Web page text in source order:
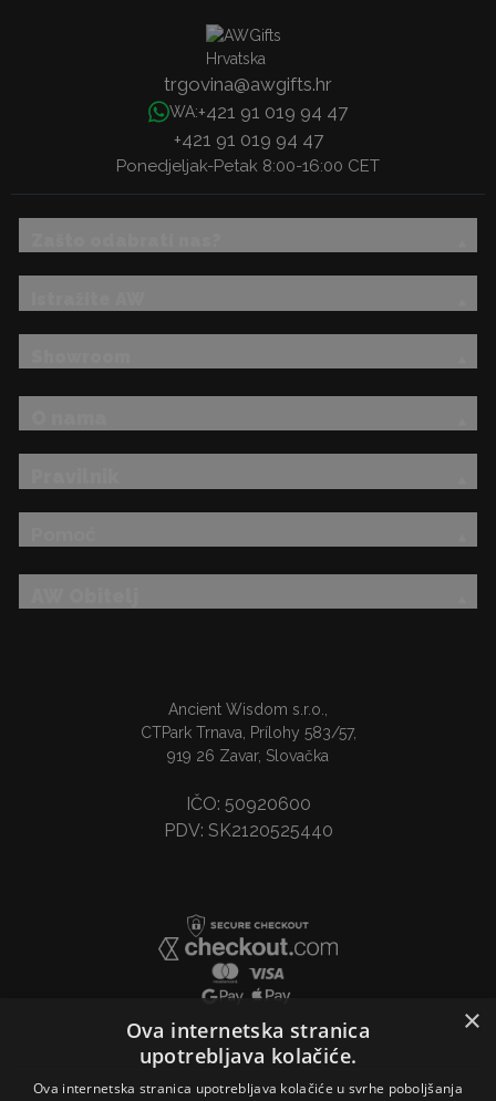
trgovina@awgifts.hr
WA:+421 91 019 94 47
+421 91 019 94 47
Ponedjeljak-Petak 8:00-16:00 CET
Ancient Wisdom s.r.o.,
CTPark Trnava, Prílohy 583/57,
919 26 Zavar, Slovačka
IČO: 50920600
PDV: SK2120525440
×
Ova internetska stranica
upotrebljava kolačiće.
Ova internetska stranica upotrebljava kolačiće u svrhe poboljšanja